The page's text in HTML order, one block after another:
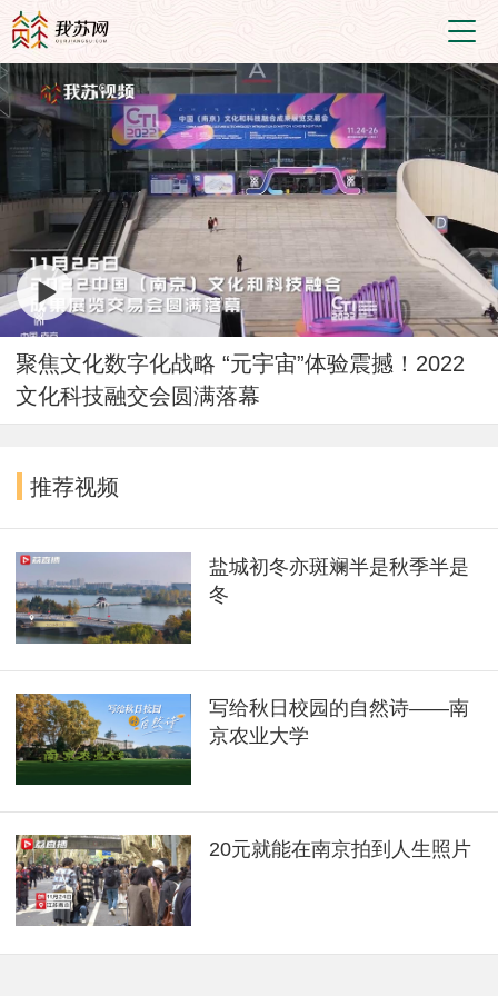
聚焦文化数字化战略 “元宇宙”体验震撼！2022
文化科技融交会圆满落幕
推荐视频
盐城初冬亦斑斓半是秋季半是
冬
写给秋日校园的自然诗——南
京农业大学
20元就能在南京拍到人生照片